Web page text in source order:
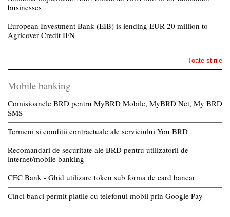
businesses
European Investment Bank (EIB) is lending EUR 20 million to
Agricover Credit IFN
Toate stirile
Mobile banking
Comisioanele BRD pentru MyBRD Mobile, MyBRD Net, My BRD
SMS
Termeni si conditii contractuale ale serviciului You BRD
Recomandari de securitate ale BRD pentru utilizatorii de
internet/mobile banking
CEC Bank - Ghid utilizare token sub forma de card bancar
Cinci banci permit platile cu telefonul mobil prin Google Pay